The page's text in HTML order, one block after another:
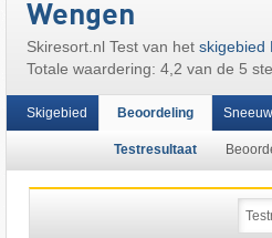
Wengen
Skiresort.nl Test van het skigebied
Totale waardering: 4,2 van de 5
Skigebied Beoordeling
Testresultaat